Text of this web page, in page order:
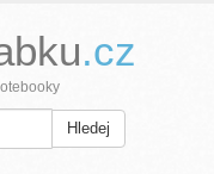
.cz
Hledej